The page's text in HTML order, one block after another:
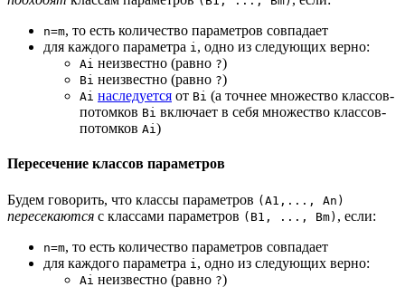
n=m, то есть количество параметров совпадает
для каждого параметра i, одно из следующих верно:
Ai неизвестно (равно ?)
Bi неизвестно (равно ?)
Ai наследуется от Bi (а точнее множество классов-
потомков Bi включает в себя множество классов-
потомков Ai)
Пересечение классов параметров
Будем говорить, что классы параметров (A1,..., An)
пересекаются с классами параметров (B1, ..., Bm) , если:
n=m, то есть количество параметров совпадает
для каждого параметра i , одно из следующих верно:
Ai неизвестно (равно ?)